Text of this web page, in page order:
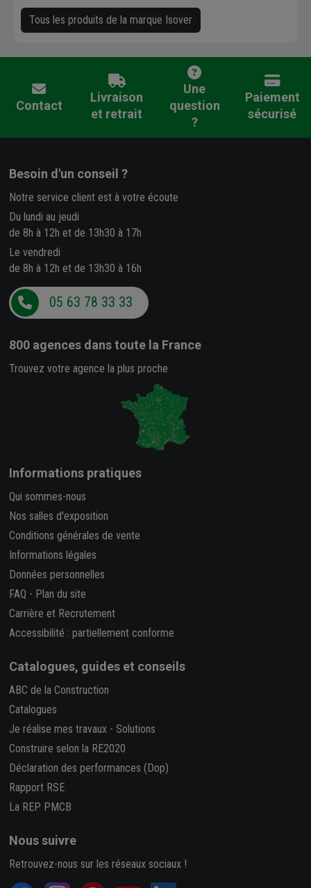
Tous les produits de la marque Isover
Contact
Livraison
et retrait
Une
question
?
Paiement
sécurisé
Besoin d'un conseil ?
Notre service client est à votre écoute
Du lundi au jeudi
de 8h à 12h et de 13h30 à 17h
Le vendredi
de 8h à 12h et de 13h30 à 16h
05 63 78 33 33
800 agences dans toute la France
Trouvez votre agence la plus proche
Informations pratiques
Qui sommes-nous
Nos salles d'exposition
Conditions générales de vente
Informations légales
Données personnelles
FAQ - Plan du site
Carrière et Recrutement
Accessibilité : partiellement conforme
Catalogues, guides et conseils
ABC de la Construction
Catalogues
Je réalise mes travaux - Solutions
Construire selon la RE2020
Déclaration des performances (Dop)
Rapport RSE
La REP PMCB
Nous suivre
Retrouvez-nous sur les réseaux sociaux !